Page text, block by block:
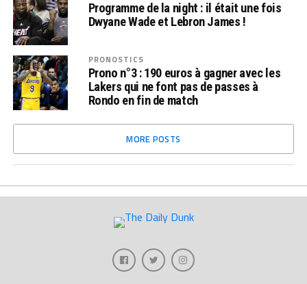
Programme de la night : il était une fois
Dwyane Wade et Lebron James !
PRONOSTICS
Prono n°3 : 190 euros à gagner avec les
Lakers qui ne font pas de passes à
Rondo en fin de match
MORE POSTS